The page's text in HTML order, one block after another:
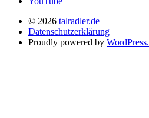
© 2026 talradler.de
Datenschutzerklärung
Proudly powered by WordPress.